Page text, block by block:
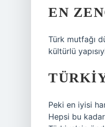
EN
Türk mutfağı
kültürlü
Peki en iyisi
Hepsi bu